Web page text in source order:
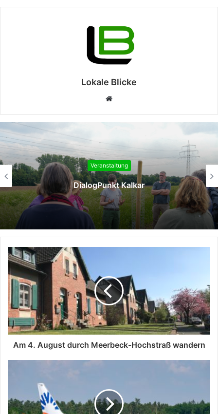
Lokale Blicke
Webseite
Veranstaltung
DialogPunkt Kalkar
Am 4. August durch Meerbeck-Hochstraß wandern